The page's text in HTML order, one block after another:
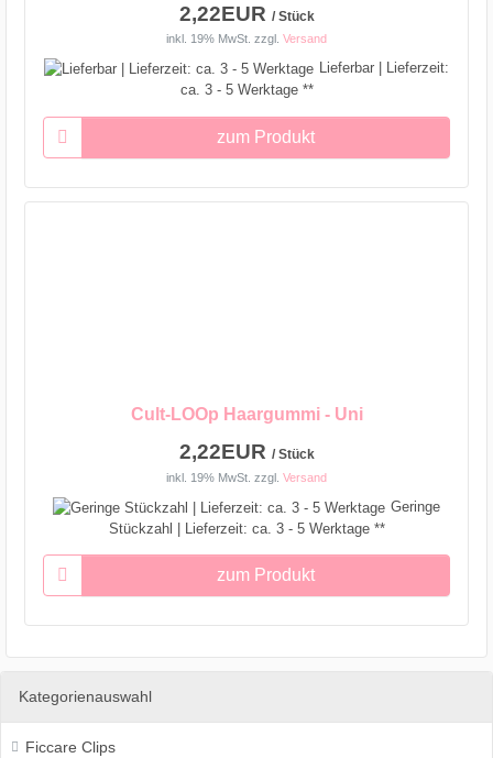
2,22EUR / Stück
inkl. 19% MwSt. zzgl. Versand
Lieferbar | Lieferzeit:
ca. 3 - 5 Werktage **
zum Produkt
Cult-LOOp Haargummi - Uni
2,22EUR / Stück
inkl. 19% MwSt. zzgl. Versand
Geringe
Stückzahl | Lieferzeit: ca. 3 - 5 Werktage **
zum Produkt
Kategorienauswahl
Ficcare Clips